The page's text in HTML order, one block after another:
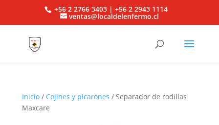
+56 2 2766 3403 | +56 2 2943 1114
ventas@localdelenfermo.cl
Inicio/ Cojines y picarones / Separador de rodillas
Maxcare